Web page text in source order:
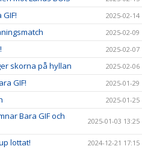
2025-02-14
2025-02-09
2025-02-07
skorna på hyllan 2025-02-06
GIF! 2025-01-29
2025-01-25
Bara GIF och
2025-01-03 13:25
lottat! 2024-12-21 17:15